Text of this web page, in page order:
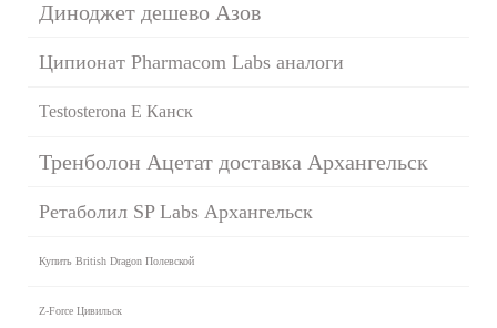
Диноджет дешево Азов
Ципионат Pharmacom Labs аналоги
Testosterona E Канск
Тренболон Ацетат доставка Архангельск
Ретаболил SP Labs Архангельск
Купить British Dragon Полевской
Z-Force Цивильск